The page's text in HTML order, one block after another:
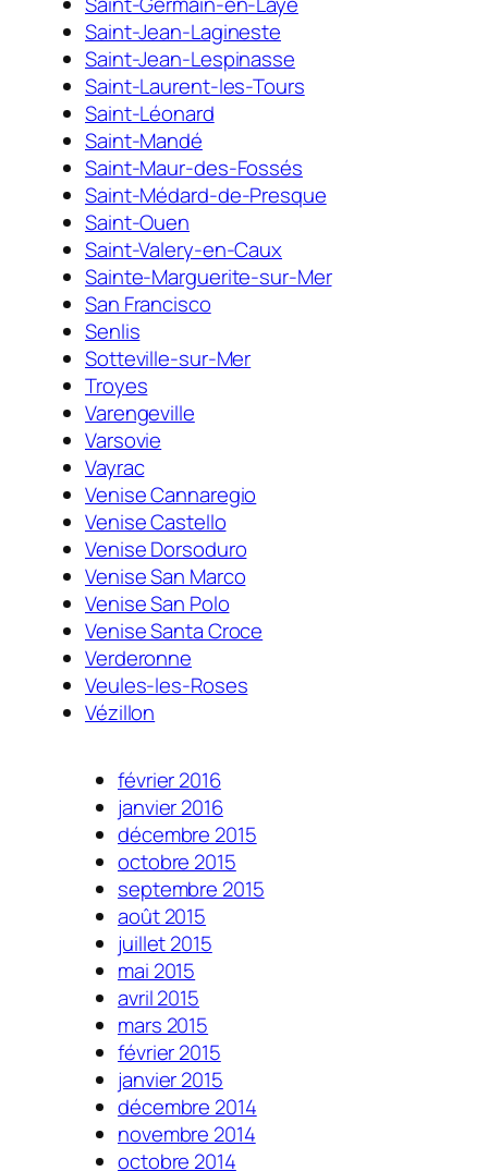
Saint-Jean-Lagineste
Saint-Jean-Lespinasse
Saint-Laurent-les-Tours
Saint-Léonard
Saint-Mandé
Saint-Maur-des-Fossés
Saint-Médard-de-Presque
Saint-Ouen
Saint-Valery-en-Caux
Sainte-Marguerite-sur-Mer
San Francisco
Senlis
Sotteville-sur-Mer
Troyes
Varengeville
Varsovie
Vayrac
Venise Cannaregio
Venise Castello
Venise Dorsoduro
Venise San Marco
Venise San Polo
Venise Santa Croce
Verderonne
Veules-les-Roses
Vézillon
février 2016
janvier 2016
décembre 2015
octobre 2015
septembre 2015
août 2015
juillet 2015
mai 2015
avril 2015
mars 2015
février 2015
janvier 2015
décembre 2014
novembre 2014
octobre 2014